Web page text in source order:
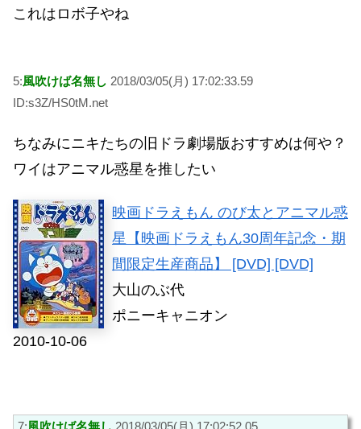
これはロボ子やね
5:風吹けば名無し 2018/03/05(月) 17:02:33.59
ID:s3Z/HS0tM.net
ちなみにニキたちの旧ドラ劇場版おすすめは何や？
ワイはアニマル惑星を推したい
映画ドラえもん のび太とアニマル惑
星【映画ドラえもん30周年記念・期
間限定生産商品】 [DVD] [DVD]
大山のぶ代
ポニーキャニオン
2010-10-06
7:風吹けば名無し 2018/03/05(月) 17:02:52.05